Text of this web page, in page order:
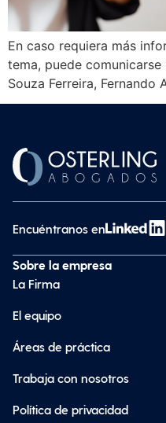
En caso requiera más
tema, puede
Souza Ferreira, Fernando
Encuéntranos en
Sobre la empresa
La Firma
El equipo
Áreas de práctica
Trabaja con nosotros
Política de privacidad